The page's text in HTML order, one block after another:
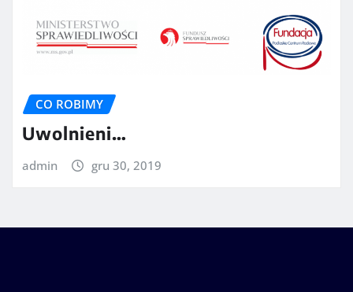
CO ROBIMY
Uwolnieni…
admin gru 30, 2019